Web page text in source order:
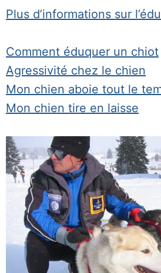
Plus d’informations sur
Comment éduquer un chiot
Agressivité chez le chien
Mon chien aboie tout le
Mon chien tire en laisse